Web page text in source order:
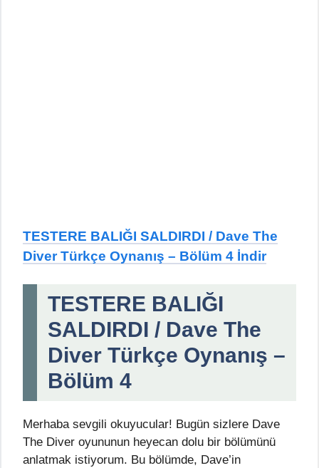
TESTERE BALIĞI SALDIRDI / Dave The
Diver Türkçe Oynanış – Bölüm 4 İndir
TESTERE BALIĞI
SALDIRDI / Dave The
Diver Türkçe Oynanış –
Bölüm 4
Merhaba sevgili okuyucular! Bugün sizlere Dave
The Diver oyununun heyecan dolu bir bölümünü
anlatmak istiyorum. Bu bölümde, Dave’in